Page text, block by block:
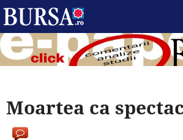
Moartea ca